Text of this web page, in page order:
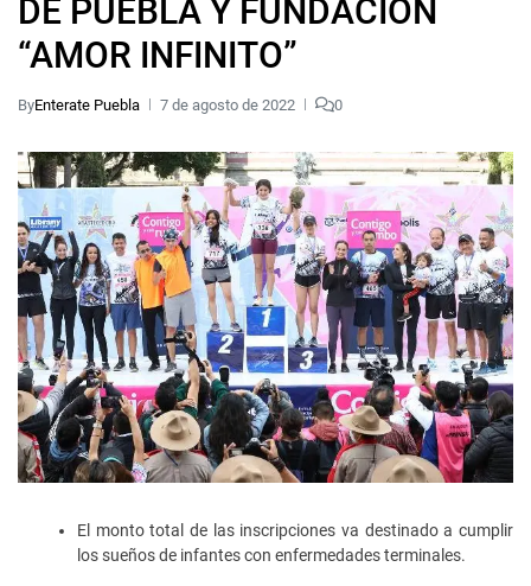
DE PUEBLA Y FUNDACIÓN
“AMOR INFINITO”
ByEnterate Puebla 7 de agosto de 2022 0
El monto total de las inscripciones va destinado a cumplir
los sueños de infantes con enfermedades terminales.